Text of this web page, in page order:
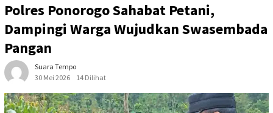
Polres Ponorogo Sahabat Petani,
Dampingi Warga Wujudkan Swasembada
Pangan
Suara Tempo
30 Mei 2026
14 Dilihat